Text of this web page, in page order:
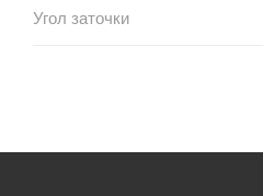
Угол заточки